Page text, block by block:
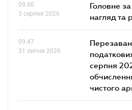
09.00
3 серпня 2026
Головне
нагляд та
09.47
31 липня 2026
серпня
чистого